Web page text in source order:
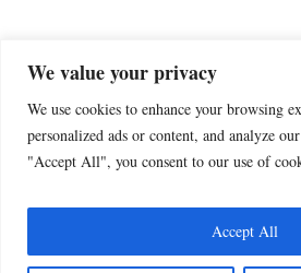
We value your privacy
We use cookies to enhance your browsing
personalized ads or content, and analyze
"Accept All", you consent to our use of
Accept All
SIGN UP FOR THE NEWSLETTER